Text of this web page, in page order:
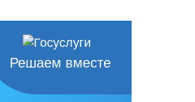
Решаем вместе